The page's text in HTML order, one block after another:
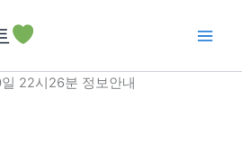
22시26분 정보안내